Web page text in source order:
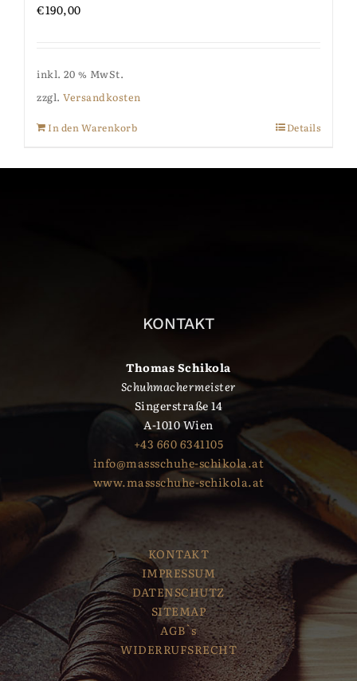
€190,00
inkl. 20 % MwSt.
zzgl. Versandkosten
In den Warenkorb Details
KONTAKT
Thomas Schikola
Schuhmachermeister
Singerstraße 14
A-1010 Wien
+43 660 6341105
info@massschuhe-schikola.at
www.massschuhe-schikola.at
KONTAKT
IMPRESSUM
DATENSCHUTZ
SITEMAP
AGB`s
WIDERRUFSRECHT